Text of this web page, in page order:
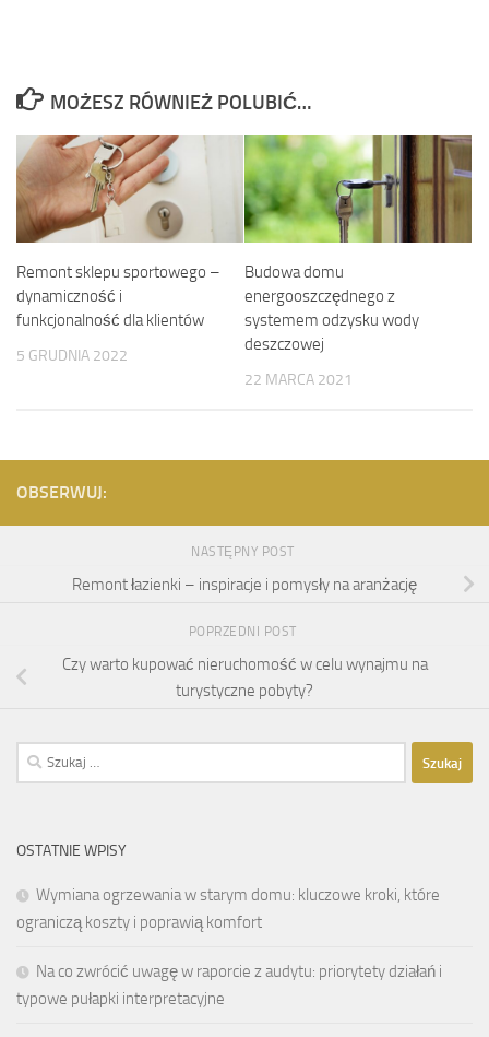
MOŻESZ RÓWNIEŻ POLUBIĆ…
Remont sklepu sportowego –
dynamiczność i
funkcjonalność dla klientów
5 GRUDNIA 2022
Budowa domu
energooszczędnego z
systemem odzysku wody
deszczowej
22 MARCA 2021
OBSERWUJ:
NASTĘPNY POST
Remont łazienki – inspiracje i pomysły na aranżację
POPRZEDNI POST
Czy warto kupować nieruchomość w celu wynajmu na
turystyczne pobyty?
Szukaj:
OSTATNIE WPISY
Wymiana ogrzewania w starym domu: kluczowe kroki, które
ograniczą koszty i poprawią komfort
Na co zwrócić uwagę w raporcie z audytu: priorytety działań i
typowe pułapki interpretacyjne